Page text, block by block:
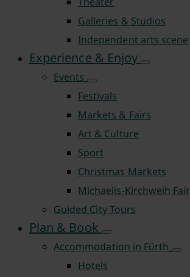
Galleries & Studios
Independent arts scene
Experience & Enjoy
Events
Festivals
Markets & Fairs
Art & Culture
Sport
Christmas Markets
Michaelis-Kirchweih Fair
Guided City Tours
Plan & Book
Accommodation in Fürth
Hotels